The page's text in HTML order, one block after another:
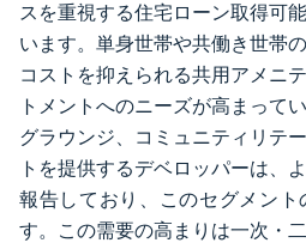
スを重視する住宅ローン取得可
います。単身世帯や共働き世帯
コストを抑えられる共用アメニ
トメントへのニーズが高まって
グラウンジ、コミュニティリテ
トを提供するデベロッパーは、
報告しており、このセグメント
す。この需要の高まりは一次・